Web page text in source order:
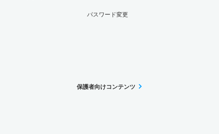
パスワード変更
保護者向けコンテンツ